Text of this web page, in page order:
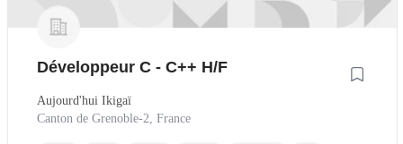
Développeur C - C++ H/F
Aujourd'hui Ikigaï
Canton de Grenoble-2, France